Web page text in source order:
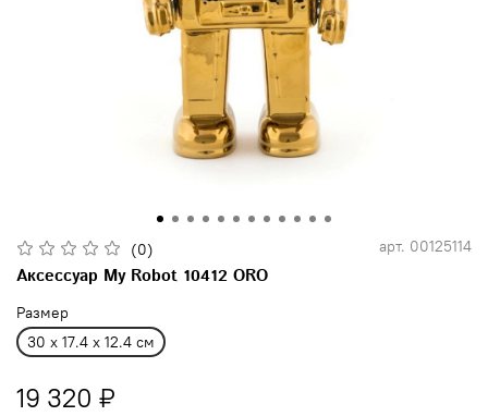
(0) арт. 00125114
Аксессуар My Robot 10412 ORO
Размер
30 x 17.4 x 12.4 см
19 320 ₽